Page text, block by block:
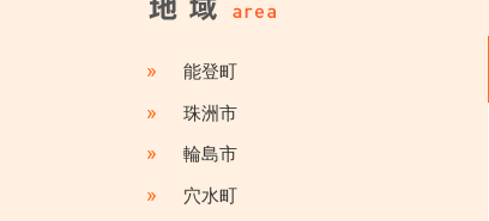
» 能登町
» 珠洲市
» 輪島市
» 穴水町